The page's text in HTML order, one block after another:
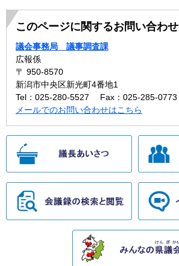
このページに関するお問い合わせ
議会事務局 議事調査課
広報係
〒 950-8570
新潟市中央区新光町4番地1
Tel：025-280-5527
Fax：025-285-0773
メールでのお問い合わせはこちら